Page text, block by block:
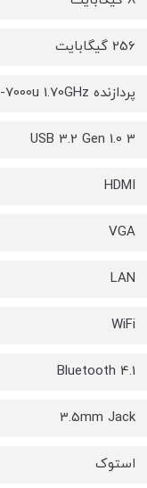
256 گیگابایت
پردازنده Intel Core i7-7000u 1.70GHz
3 USB 3.2 Gen 1.0
HDMI
VGA
LAN
WiFi
Bluetooth 4.1
3.5mm Jack
استوک